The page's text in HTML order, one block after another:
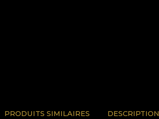
PRODUITS SIMILAIRES DESCRIPTION